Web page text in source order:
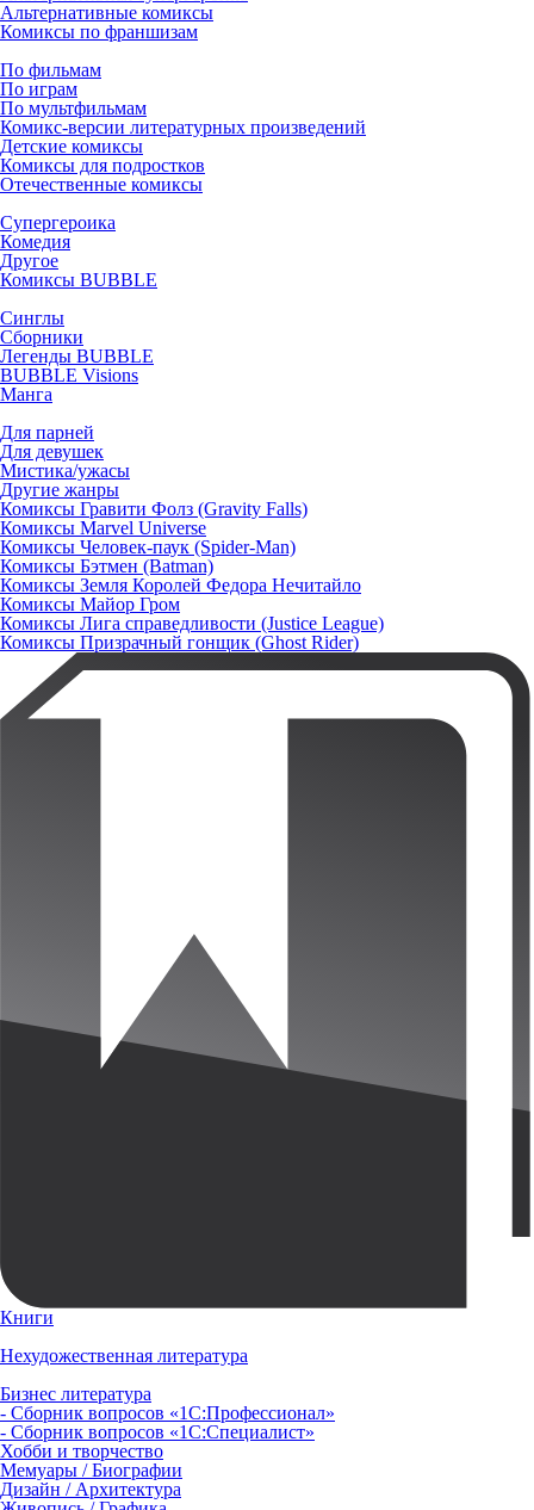
Альтернативные комиксы
Комиксы по франшизам
По фильмам
По играм
По мультфильмам
Комикс-версии литературных произведений
Детские комиксы
Комиксы для подростков
Отечественные комиксы
Супергероика
Комедия
Другое
Комиксы BUBBLE
Синглы
Сборники
Легенды BUBBLE
BUBBLE Visions
Манга
Для парней
Для девушек
Мистика/ужасы
Другие жанры
Комиксы Гравити Фолз (Gravity Falls)
Комиксы Marvel Universe
Комиксы Человек-паук (Spider-Man)
Комиксы Бэтмен (Batman)
Комиксы Земля Королей Федора Нечитайло
Комиксы Майор Гром
Комиксы Лига справедливости (Justice League)
Комиксы Призрачный гонщик (Ghost Rider)
Книги
Нехудожественная литература
Бизнес литература
- Сборник вопросов «1С:Профессионал»
- Сборник вопросов «1С:Специалист»
Хобби и творчество
Мемуары / Биографии
Дизайн / Архитектура